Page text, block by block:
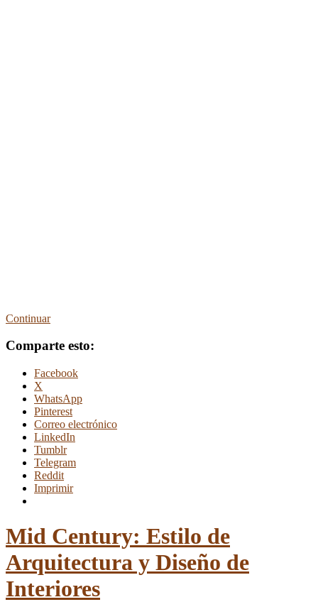
Continuar
Comparte esto:
Facebook
X
WhatsApp
Pinterest
Correo electrónico
LinkedIn
Tumblr
Telegram
Reddit
Imprimir
Mid Century: Estilo de
Arquitectura y Diseño de
Interiores